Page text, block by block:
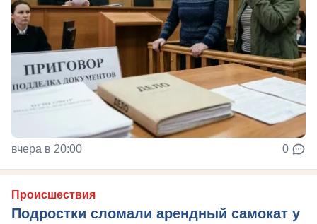
вчера в 20:00 0
Происшествия
Подростки сломали арендный самокат у